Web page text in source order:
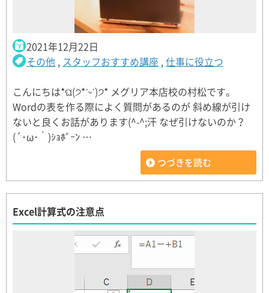
2021年12月22日
その他 , スタッフおすすめ講座 ,仕事に役立つ
こんにちは*ଘ(੭*ˊᵕˋ)੭* メグリア本店校の村松です。
Wordの表を作る際によく質問があるのが 斜め線が引け
ないと良くお話があります(^-^;汗 なぜ引けないのか？
(´･ω･｀)ｼｮﾎﾞｰﾝ …
つづきを読む
Excel計算式の注意点